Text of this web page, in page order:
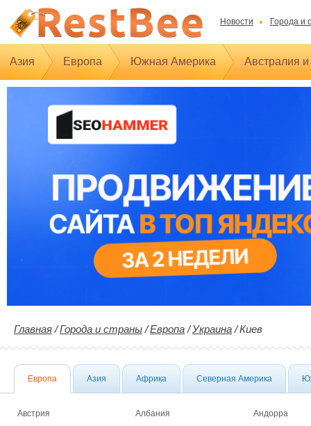
Новости Города и
Азия Европа Южная Америка Австралия
Главная /Города и страны /Европа /Украина /Киев
Европа Азия Африка Северная Америка
Австрия Албания
Андорра